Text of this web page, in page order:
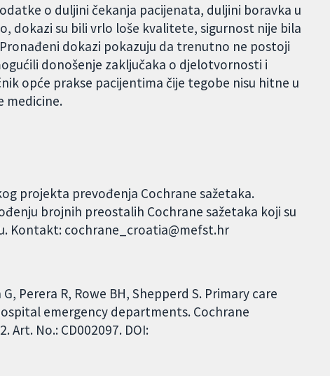
o duljini čekanja pacijenata, duljini boravka u
dokazi su bili vrlo loše kvalitete, sigurnost nije bila
dokazi pokazuju da trenutno ne postoji
donošenje zaključaka o djelotvornosti i
opće prakse pacijentima čije tegobe nisu hitne u
medicine.
projekta prevođenja Cochrane sažetaka.
brojnih preostalih Cochrane sažetaka koji su
Kontakt: cochrane_croatia@mefst.hr
Perera R, Rowe BH, Shepperd S. Primary care
emergency departments. Cochrane
Art. No.: CD002097. DOI: